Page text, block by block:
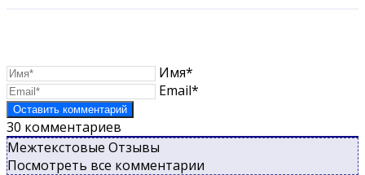
Имя*
Email*
30 комментариев
Межтекстовые Отзывы
Посмотреть все комментарии